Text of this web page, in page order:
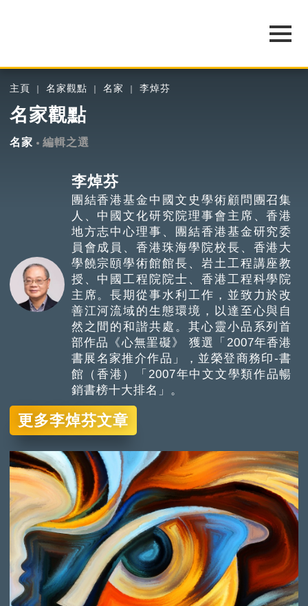
主頁 名家觀點 名家 李焯芬
名家觀點
名家 編輯之選
李焯芬
團結香港基金中國文史學術顧問團召集
人、中國文化研究院理事會主席、香港
地方志中心理事、團結香港基金研究委
員會成員、香港珠海學院校長、香港大
學饒宗頤學術館館長、岩土工程講座教
授、中國工程院院士、香港工程科學院
主席。長期從事水利工作，並致力於改
善江河流域的生態環境，以達至心與自
然之間的和諧共處。其心靈小品系列首
部作品《心無罣礙》 獲選「2007年香港
書展名家推介作品」，並榮登商務印-書
館（香港）「2007年中文文學類作品暢
銷書榜十大排名」。
更多李焯芬文章